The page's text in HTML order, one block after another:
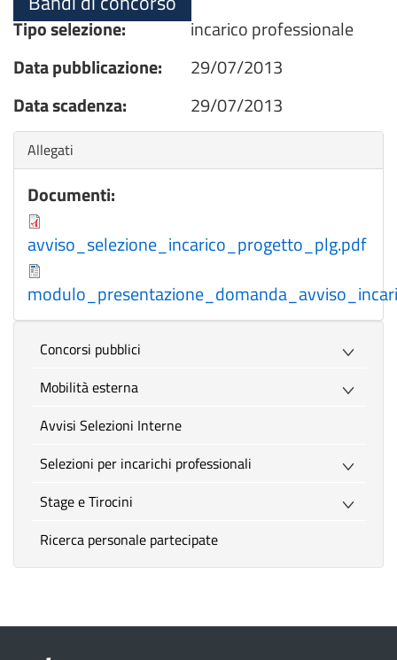
Tipo selezione:
incarico professionale
Data pubblicazione:
29/07/2013
Data scadenza:
29/07/2013
Nascondi
Allegati
Documenti:
avviso_selezione_incarico_progetto_plg.pdf
Concorsi pubblici
Mobilità esterna
Avvisi Selezioni Interne
Selezioni per incarichi professionali
Stage e Tirocini
Ricerca personale partecipate